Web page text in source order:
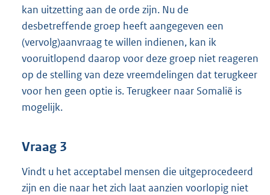
kan uitzetting aan de orde zijn. Nu de
desbetreffende groep heeft aangegeven een
(vervolg)aanvraag te willen indienen, kan ik
vooruitlopend daarop voor deze groep niet reageren
op de stelling van deze vreemdelingen dat terugkeer
voor hen geen optie is. Terugkeer naar Somalië is
mogelijk.
Vraag 3
Vindt u het acceptabel mensen die uitgeprocedeerd
zijn en die naar het zich laat aanzien voorlopig niet